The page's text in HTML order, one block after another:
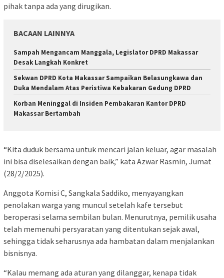
pihak tanpa ada yang dirugikan.
BACAAN LAINNYA
Sampah Mengancam Manggala, Legislator DPRD Makassar
Desak Langkah Konkret
Sekwan DPRD Kota Makassar Sampaikan Belasungkawa dan
Duka Mendalam Atas Peristiwa Kebakaran Gedung DPRD
Korban Meninggal di Insiden Pembakaran Kantor DPRD
Makassar Bertambah
“Kita duduk bersama untuk mencari jalan keluar, agar masalah
ini bisa diselesaikan dengan baik,” kata Azwar Rasmin, Jumat
(28/2/2025).
Anggota Komisi C, Sangkala Saddiko, menyayangkan
penolakan warga yang muncul setelah kafe tersebut
beroperasi selama sembilan bulan. Menurutnya, pemilik usaha
telah memenuhi persyaratan yang ditentukan sejak awal,
sehingga tidak seharusnya ada hambatan dalam menjalankan
bisnisnya.
“Kalau memang ada aturan yang dilanggar, kenapa tidak